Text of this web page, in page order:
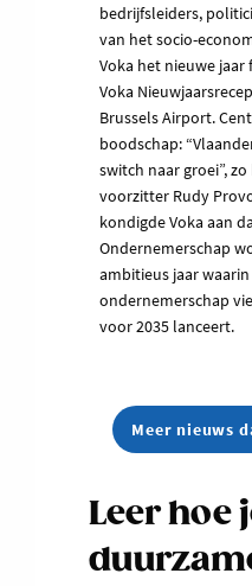
bedrijfsleiders,
van het socio-
Voka het nieuwe
Voka
Brussels Airport.
boodschap:
switch naar groei”,
voorzitter Rudy
kondigde Voka aan
Ondernemerschap
ambitieus jaar waarin
ondernemerschap
voor 2035 lanceert.
Meer nieuws
Leer hoe